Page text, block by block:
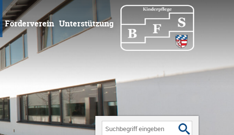
Förderverein Unterstützung
Search
for: